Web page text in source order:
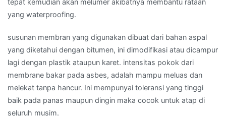
tepat kemudian akan melumer akibatnya membantu rataan
yang waterproofing.
susunan membran yang digunakan dibuat dari bahan aspal
yang diketahui dengan bitumen, ini dimodifikasi atau dicampur
lagi dengan plastik ataupun karet. intensitas pokok dari
membrane bakar pada asbes, adalah mampu meluas dan
melekat tanpa hancur. Ini mempunyai toleransi yang tinggi
baik pada panas maupun dingin maka cocok untuk atap di
seluruh musim.